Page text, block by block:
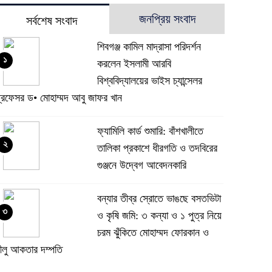
সর্বশেষ সংবাদ জনপ্রিয় সংবাদ
শিবগঞ্জ কামিল মাদ্রাসা পরিদর্শন
করলেন ইসলামী আরবি
বিশ্ববিদ্যালয়ের ভাইস চ্যান্সেলর
ড• মোহাম্মদ আবু জাফর খান
১
ফ্যামিলি কার্ড শুমারি: বাঁশখালীতে
তালিকা প্রকাশে ধীরগতি ও তদবিরের
গুঞ্জনে উদ্বেগ আবেদনকারি
২
বন্যার তীব্র স্রোতে ভাঙছে বসতভিটা
ও কৃষি জমি: ৩ কন্যা ও ১ পুত্র নিয়ে
চরম ঝুঁকিতে মোহাম্মদ ফোরকান ও
আকতার দম্পতি
৩